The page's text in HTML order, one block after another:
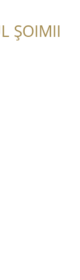
ȘOIMII